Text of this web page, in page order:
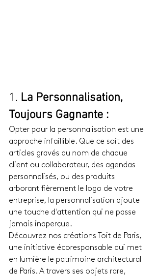
1. La Personnalisation,
Toujours Gagnante :
Opter pour la personnalisation est une
approche infaillible. Que ce soit des
articles gravés au nom de chaque
client ou collaborateur, des agendas
personnalisés, ou des produits
arborant fièrement le logo de votre
entreprise, la personnalisation ajoute
une touche d'attention qui ne passe
jamais inaperçue.
Découvrez nos créations Toit de Paris,
une initiative écoresponsable qui met
en lumière le patrimoine architectural
de Paris. A travers ses objets rare,